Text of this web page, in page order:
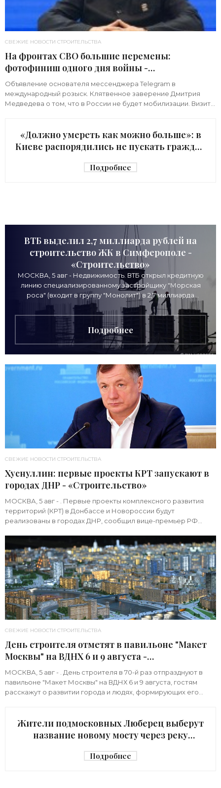
СВЕЖИЕ НОВОСТИ СТРОИТЕЛЬСТВА
На фронтах СВО большие перемены:
фотофиниш одного дня войны -
«Недвижимость»
Объявление основателя мессенджера Telegram в
международный розыск. Клятвенное заверение Дмитрия
Медведева о том, что в России не будет мобилизации. Визит
«Должно умереть как можно больше»: в
Киеве распорядились не пускать граждан
Подробнее
ВТБ выделил 2,7 миллиарда рублей на
строительство ЖК в Симферополе -
«Строительство»
МОСКВА, 5 авг - Недвижимость. ВТБ открыл кредитную
линию специализированному застройщику "Морская
роса" (входит в группу "Монолит") в 2,7 миллиарда
рублей для
Подробнее
СВЕЖИЕ НОВОСТИ СТРОИТЕЛЬСТВА
Хуснуллин: первые проекты КРТ запускают в
городах ДНР - «Строительство»
МОСКВА, 5 авг - . Первые проекты комплексного развития
территорий (КРТ) в Донбассе и Новороссии будут
реализованы в городах ДНР, сообщил вице-премьер РФ
СВЕЖИЕ НОВОСТИ СТРОИТЕЛЬСТВА
День строителя отметят в павильоне "Макет
Москвы" на ВДНХ 6 и 9 августа -
«Строительство»
МОСКВА, 5 авг - . День строителя в 70-й раз отпразднуют в
павильоне "Макет Москвы" на ВДНХ 6 и 9 августа, гостям
расскажут о развитии города и людях, формирующих его
Жители подмосковных Люберец выберут
название новому мосту через реку
Подробнее